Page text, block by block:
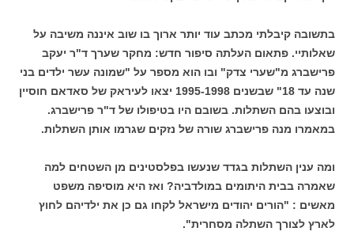
בתשובה קיבלתי מכתב עוד יותר ארוך בו שוב איננה משיבה על
שאלותיי. פתאום העלתה סיפור חדש: מחקר שערך ד"ר יעקב
פרישברג מ"שערי צדק" ובו הוא מספר על "שמונה עשר ילדים בני
שנה עד 18" שבשנים 1995-1998 יצאו לעיראק של סאדאם חוסיין
ובוצעו בהם השתלות. בשובם היו בטיפולו של ד"ר פרישברג.
במאמרו מנה פרישברג שורה של נזקים שגרמו אותן השתלות.
ומה ענין השתלות בגדד שנעשו בפלסטינים מן השטחים למה
שאמרה בבית היתומים במולדביה? ואז היא מוסיפה משפט
מאשים : "הורים יהודים מישראל לקחו גם כן את ילדיהם לחוץ
לארץ לצורך השתלה מסחרית".